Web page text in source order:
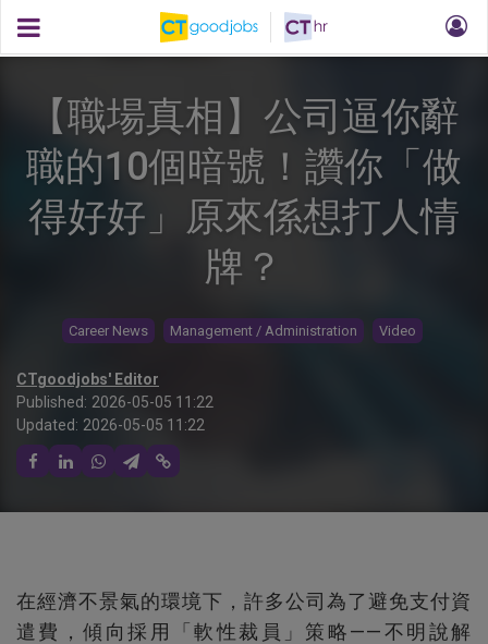
【職場真相】公司逼你辭
職的10個暗號！讚你「做
得好好」原來係想打人情
牌？
Career News Management / Administration Video
CTgoodjobs' Editor
Published: 2026-05-05 11:22
Updated: 2026-05-05 11:22
在經濟不景氣的環境下，許多公司為了避免支付資
遣費，傾向採用「軟性裁員」策略——不明說解